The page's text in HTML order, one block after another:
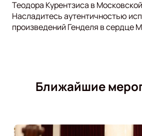
Теодора Курентзиса в
Насладитесь аутентичностью
произведений Генделя в сердце
Ближайшие